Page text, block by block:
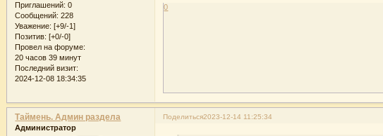
Приглашений: 0
Сообщений: 228
Уважение: [+9/-1]
Позитив: [+0/-0]
Провел на форуме:
20 часов 39 минут
Последний визит:
2024-12-08 18:34:35
0
Поделиться2023-12-14 11:25:34
Таймень. Админ раздела
Администратор